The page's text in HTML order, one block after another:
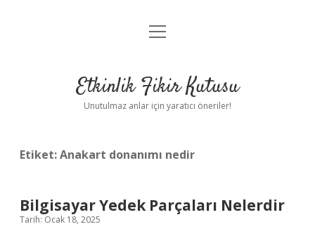
Anasayfa
Yasal Uyarı
menüyü
Etkinlik Fikir Kutusu
Unutulmaz anlar için yaratıcı öneriler!
Etiket:Anakart donanımı nedir
Bilgisayar Yedek Parçaları Nelerdir
Tarih: Ocak 18, 2025